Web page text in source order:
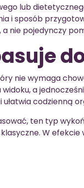
lub
i sposób
nie pojedynczy
nie wymaga
a
codzienną
ten typ
W efekcie